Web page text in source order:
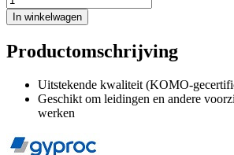
In winkelwagen
Productomschrijving
Uitstekende kwaliteit (KOMO-
Geschikt om leidingen en andere
werken